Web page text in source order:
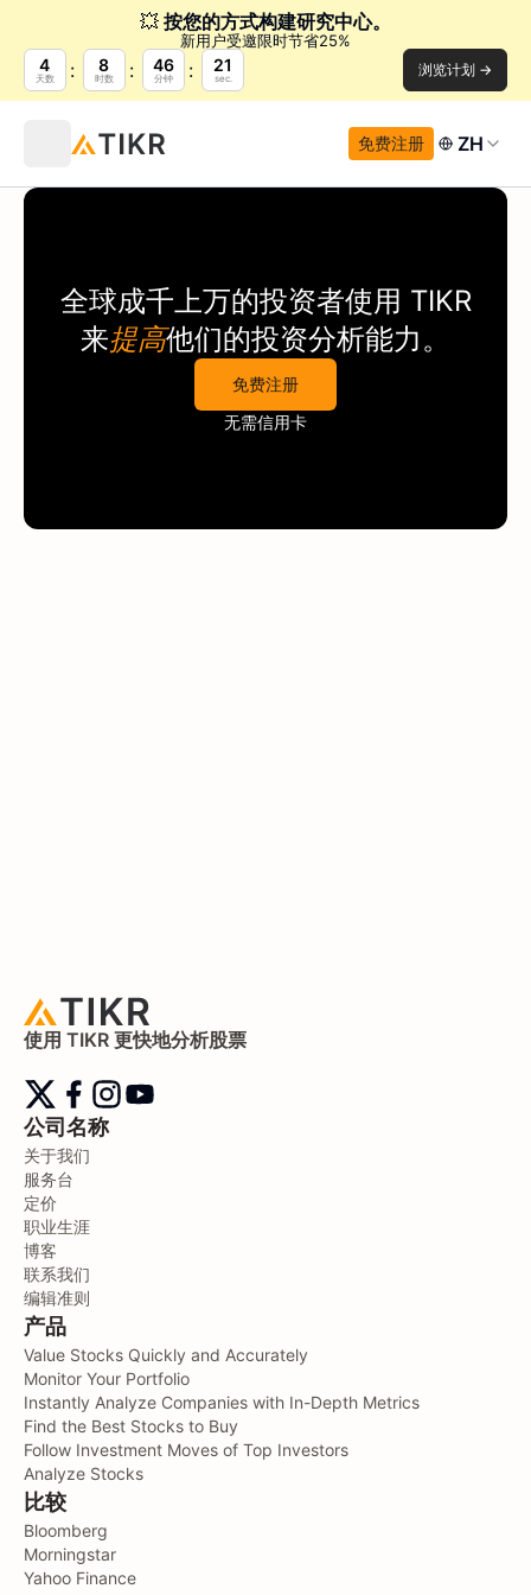
💥 按您的方式构建研究中心。
新用户受邀限时节省25%
4
天数
8
时数
46
分钟
20
sec. 浏览计划 →
免费注册 ZH
全球成千上万的投资者使用 TIKR
来提高他们的投资分析能力。
免费注册
无需信用卡
使用 TIKR 更快地分析股票
公司名称
关于我们
服务台
定价
职业生涯
博客
联系我们
编辑准则
产品
Value Stocks Quickly and Accurately
Monitor Your Portfolio
Instantly Analyze Companies with In-Depth Metrics
Find the Best Stocks to Buy
Follow Investment Moves of Top Investors
Analyze Stocks
比较
Bloomberg
Morningstar
Yahoo Finance